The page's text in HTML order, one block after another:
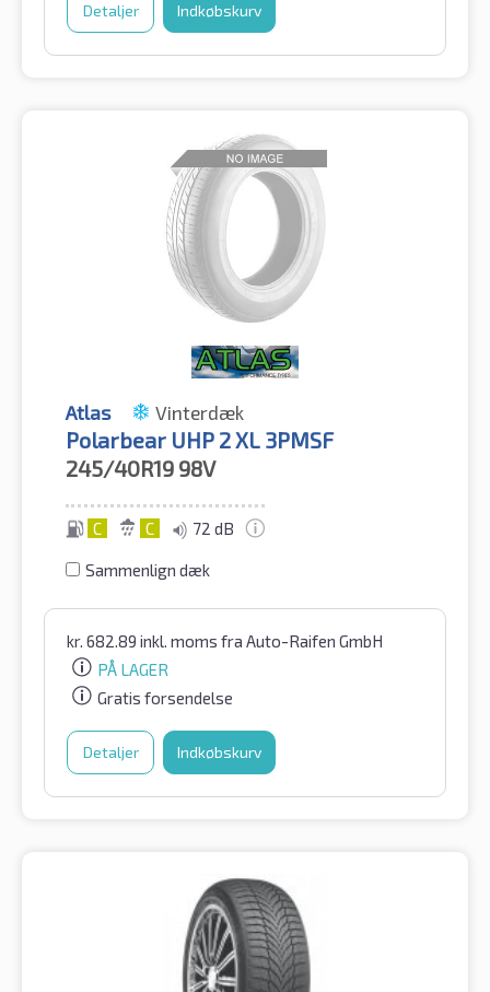
Detaljer Indkøbskurv
Atlas Vinterdæk
Polarbear UHP 2 XL 3PMSF
245/40R19 98V
C C 72 dB
Sammenlign dæk
kr. 682.89 inkl. moms fra Auto-Raifen GmbH
PÅ LAGER
Gratis forsendelse
Detaljer Indkøbskurv